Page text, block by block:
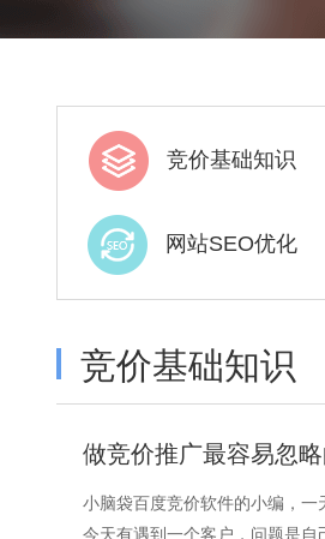
竞价基础知识
网站SEO优化
竞价基础知识
做竞价推广最容易忽
小脑袋百度竞价软件的小编，一
今天有遇到一个客户，问题是